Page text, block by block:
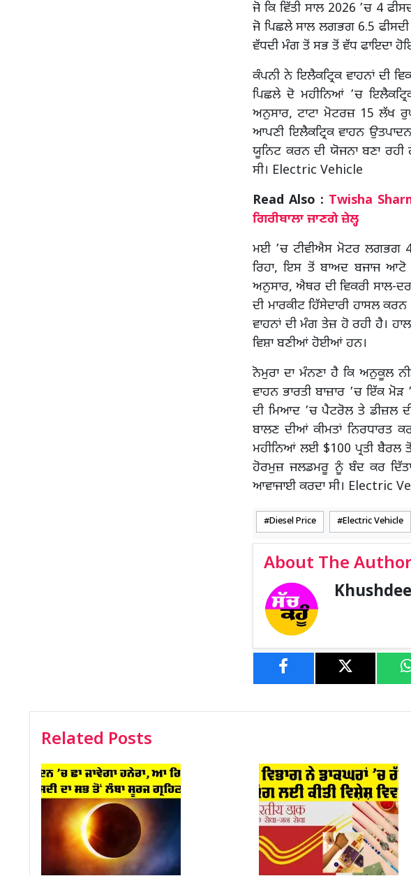
ਜੋ ਕਿ ਵਿੱਤੀ ਸਾਲ 2026 ’ਚ 4
ਜੋ ਪਿਛਲੇ ਸਾਲ ਲਗਭਗ 6.5 ਫੀਸਦੀ
ਵੱਧਦੀ ਮੰਗ ਤੋਂ ਸਭ ਤੋਂ ਵੱਧ ਫਾਇਦਾ
ਕੰਪਨੀ ਨੇ ਇਲੈਕਟ੍ਰਿਕ ਵਾਹਨਾਂ ਦੀ
ਪਿਛਲੇ ਦੋ ਮਹੀਨਿਆਂ ’ਚ
ਅਨੁਸਾਰ, ਟਾਟਾ ਮੋਟਰਜ਼ 15 ਲੱਖ
ਆਪਣੀ ਇਲੈਕਟ੍ਰਿਕ ਵਾਹਨ
ਯੂਨਿਟ ਕਰਨ ਦੀ ਯੋਜਨਾ ਬਣਾ
ਸੀ। Electric Vehicle
Read Also : Twisha
ਗਿਰੀਬਾਲਾ ਜਾਣਗੇ ਜ਼ੇਲ੍ਹ
ਮਈ ’ਚ ਟੀਵੀਐਸ ਮੋਟਰ ਲਗਭਗ
ਰਿਹਾ, ਇਸ ਤੋਂ ਬਾਅਦ ਬਜਾਜ
ਅਨੁਸਾਰ, ਐਥਰ ਦੀ ਵਿਕਰੀ ਸਾਲ-
ਦੀ ਮਾਰਕੀਟ ਹਿੱਸੇਦਾਰੀ ਹਾਸਲ
ਵਾਹਨਾਂ ਦੀ ਮੰਗ ਤੇਜ਼ ਹੋ ਰਹੀ ਹੈ।
ਵਿਸ਼ਾ ਬਣੀਆਂ ਹੋਈਆਂ ਹਨ।
ਨੋਮੁਰਾ ਦਾ ਮੰਨਣਾ ਹੈ ਕਿ ਅਨੁਕੂਲ
ਵਾਹਨ ਭਾਰਤੀ ਬਾਜ਼ਾਰ ’ਚ ਇੱਕ
ਦੀ ਮਿਆਦ ’ਚ ਪੈਟਰੋਲ ਤੇ ਡੀਜ਼ਲ
ਬਾਲਣ ਦੀਆਂ ਕੀਮਤਾਂ ਨਿਰਧਾਰਤ
ਮਹੀਨਿਆਂ ਲਈ $100 ਪ੍ਰਤੀ
ਹੋਰਮੁਜ਼ ਜਲਡਮਰੂ ਨੂੰ ਬੰਦ ਕਰ
ਆਵਾਜਾਈ ਕਰਦਾ ਸੀ। Electric
Diesel Price Electric Vehicle
About The
Related Posts